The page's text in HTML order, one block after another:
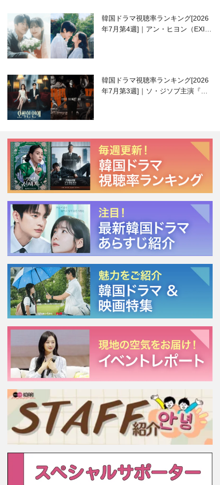
韓国ドラマ視聴率ランキング[2026
年7月第4週]｜アン・ヒヨン（EXID
韓国ドラマ視聴率ランキング[2026
年7月第3週]｜ソ・ジソブ主演『エ